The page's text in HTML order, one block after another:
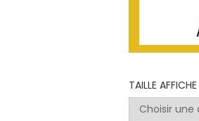
TAILLE AFFICHE